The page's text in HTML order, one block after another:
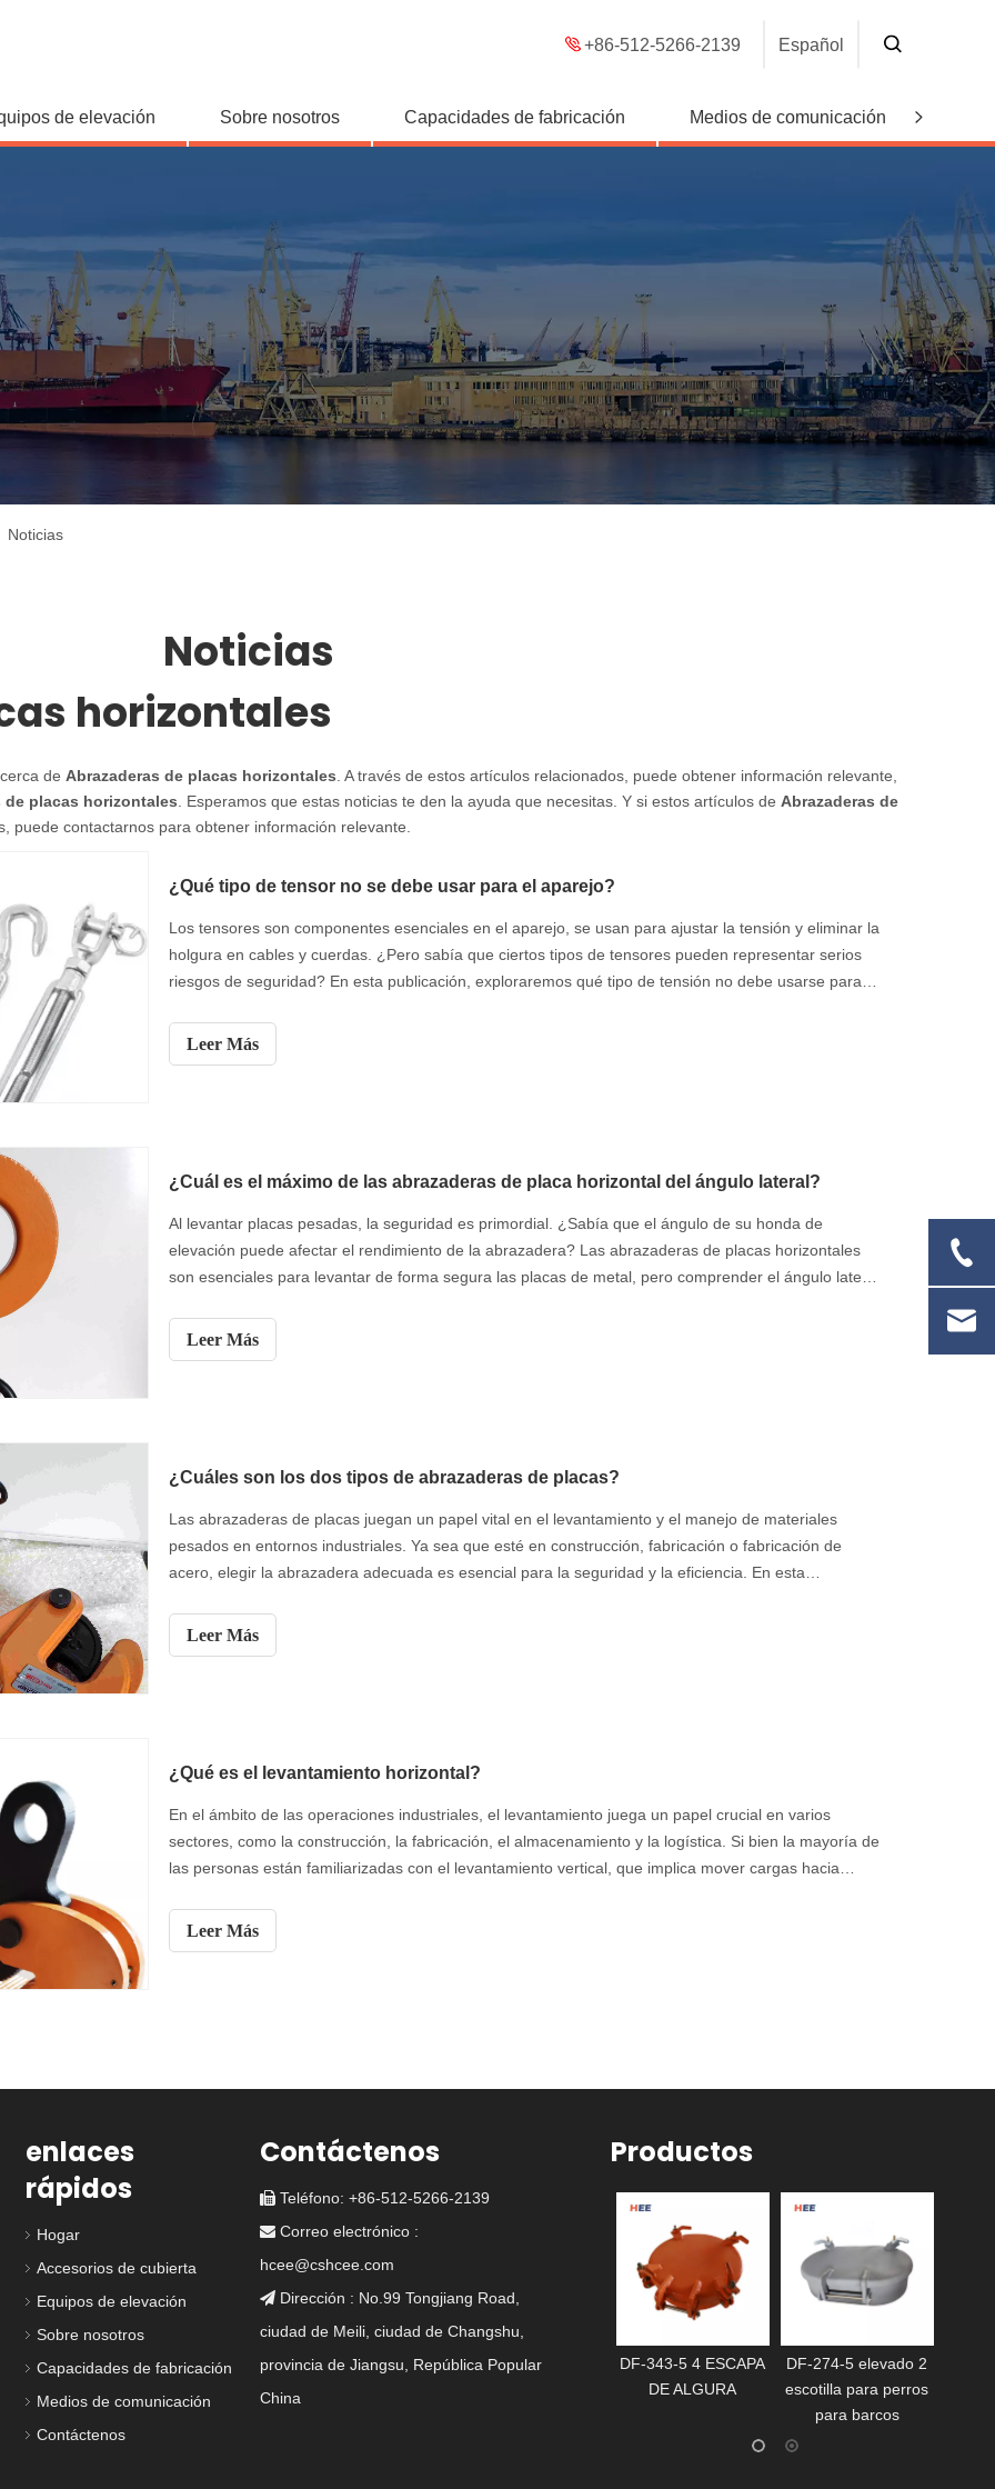
+86-512-5266-2139 Español
de elevación Sobre nosotros Capacidades de fabricación Medios de comunicación
Noticias
Noticias
horizontales
de Abrazaderas de placas horizontales . A través de estos artículos relacionados, puede obtener información relevante,
de placas horizontales . Esperamos que estas noticias te den la ayuda que necesitas. Y si estos artículos de Abrazaderas de
puede contactarnos para obtener información relevante.
¿Qué tipo de tensor no se debe usar para el aparejo?
Los tensores son componentes esenciales en el aparejo, se usan para ajustar la tensión y eliminar la
holgura en cables y cuerdas. ¿Pero sabía que ciertos tipos de tensores pueden representar serios
riesgos de seguridad? En esta publicación, exploraremos qué tipo de tensión no debe usarse para el
eficiencia en varias aplicaciones.
Leer Más
¿Cuál es el máximo de las abrazaderas de placa horizontal del ángulo lateral?
Al levantar placas pesadas, la seguridad es primordial. ¿Sabía que el ángulo de su honda de
elevación puede afectar el rendimiento de la abrazadera? Las abrazaderas de placas horizontales
son esenciales para levantar de forma segura las placas de metal, pero comprender el ángulo lateral
placas horizontales y por qué es importante para la seguridad y la eficiencia de elevación. Aprenderá
cómo los diferentes ángulos afectan la capacidad de la abrazadera para sostener y levantar cargas
Leer Más
¿Cuáles son los dos tipos de abrazaderas de placas?
Las abrazaderas de placas juegan un papel vital en el levantamiento y el manejo de materiales
pesados ​​en entornos industriales. Ya sea que esté en construcción, fabricación o fabricación de
acero, elegir la abrazadera adecuada es esencial para la seguridad y la eficiencia. En esta
horizontales, y sus aplicaciones únicas.
Leer Más
¿Qué es el levantamiento horizontal?
En el ámbito de las operaciones industriales, el levantamiento juega un papel crucial en varios
sectores, como la construcción, la fabricación, el almacenamiento y la logística. Si bien la mayoría de
las personas están familiarizadas con el levantamiento vertical, que implica mover cargas hacia
discutido. Entonces, ¿qué es el levantamiento horizontal y por qué es esencial? Este artículo
profundiza en el concepto de levantamiento horizontal, explorando sus aplicaciones, técnicas,
Leer Más
enlaces
rápidos
Hogar
Accesorios de cubierta
Equipos de elevación
Sobre nosotros
Capacidades de fabricación
Medios de comunicación
Contáctenos
Contáctenos
Teléfono: +86-512-5266-2139
Correo electrónico :
hcee@cshcee.com
Dirección : No.99 Tongjiang Road,
ciudad de Meili, ciudad de Changshu,
provincia de Jiangsu, República Popular
China
Productos
DF-274-5 elevado 2
escotilla para perros
para barcos
ESCOTILLA
DF-343-5 4 ESCAPA
DE ALGURA
DF-274-5 elevado 2
escotilla para perros
para barcos